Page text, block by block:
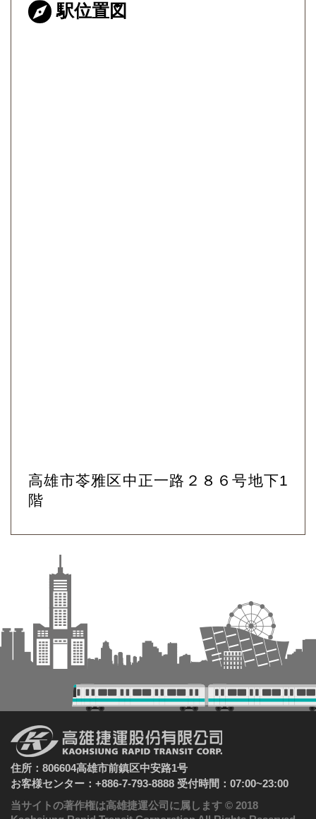
駅位置図
高雄市苓雅区中正一路２８６号地下1
階
住所：806604高雄市前鎮区中安路1号
お客様センター：+886-7-793-8888 受付時間：07:00~23:00
当サイトの著作権は高雄捷運公司に属します © 2018